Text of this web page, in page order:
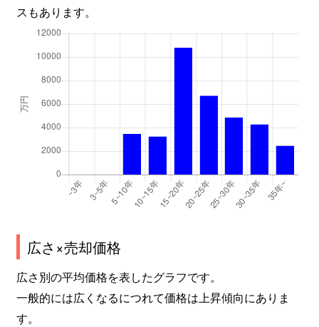
スもあります。
広さ×売却価格
広さ別の平均価格を表したグラフです。
一般的には広くなるにつれて価格は上昇傾向にありま
す。